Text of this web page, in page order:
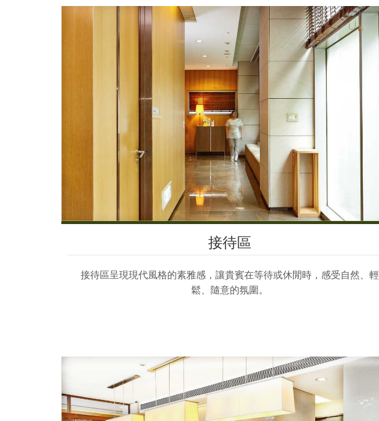
接待區
接待區呈現現代風格的素雅感，讓貴賓在等待或休閒時，感受自然、輕
鬆、隨意的氛圍。